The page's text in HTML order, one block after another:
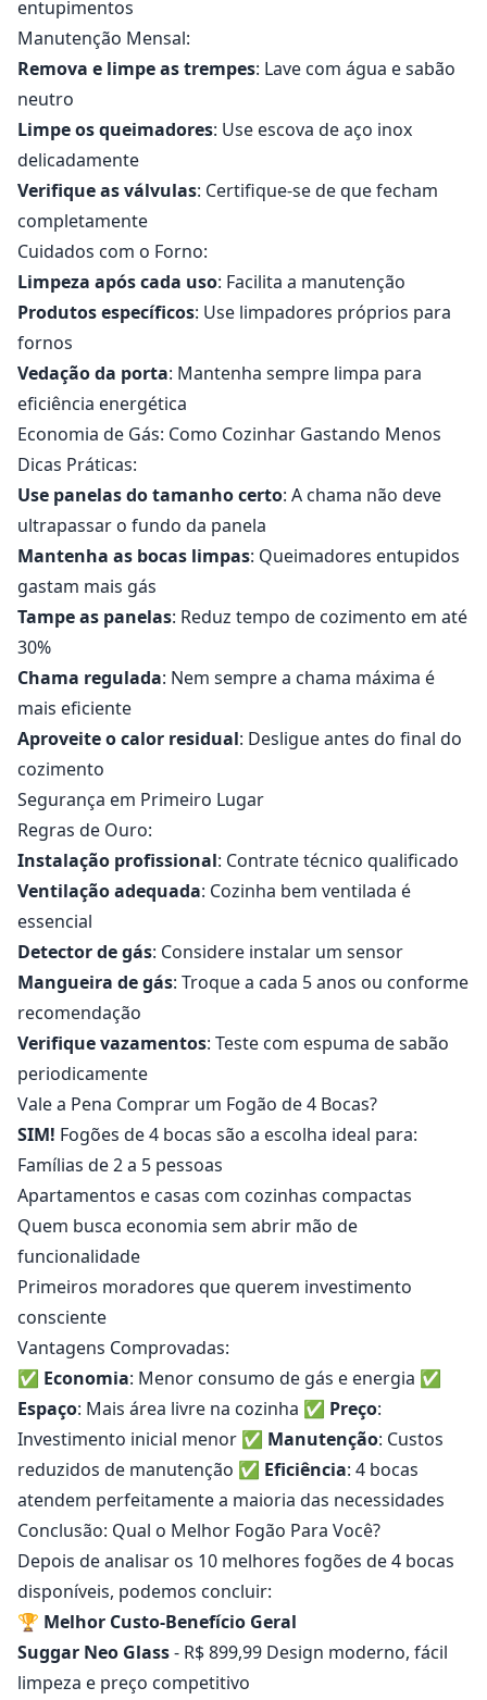
entupimentos
Manutenção Mensal:
Remova e limpe as trempes: Lave com água e sabão
neutro
Limpe os queimadores: Use escova de aço inox
delicadamente
Verifique as válvulas: Certifique-se de que fecham
completamente
Cuidados com o Forno:
Limpeza após cada uso: Facilita a manutenção
Produtos específicos: Use limpadores próprios para
fornos
Vedação da porta: Mantenha sempre limpa para
eficiência energética
Economia de Gás: Como Cozinhar Gastando Menos
Dicas Práticas:
Use panelas do tamanho certo: A chama não deve
ultrapassar o fundo da panela
Mantenha as bocas limpas: Queimadores entupidos
gastam mais gás
Tampe as panelas: Reduz tempo de cozimento em até
30%
Chama regulada: Nem sempre a chama máxima é
mais eficiente
Aproveite o calor residual: Desligue antes do final do
cozimento
Segurança em Primeiro Lugar
Regras de Ouro:
Instalação profissional: Contrate técnico qualificado
Ventilação adequada: Cozinha bem ventilada é
essencial
Detector de gás: Considere instalar um sensor
Mangueira de gás: Troque a cada 5 anos ou conforme
recomendação
Verifique vazamentos: Teste com espuma de sabão
periodicamente
Vale a Pena Comprar um Fogão de 4 Bocas?
SIM! Fogões de 4 bocas são a escolha ideal para:
Famílias de 2 a 5 pessoas
Apartamentos e casas com cozinhas compactas
Quem busca economia sem abrir mão de
funcionalidade
Primeiros moradores que querem investimento
consciente
Vantagens Comprovadas:
✅ Economia: Menor consumo de gás e energia ✅
Espaço: Mais área livre na cozinha ✅ Preço:
Investimento inicial menor ✅ Manutenção: Custos
reduzidos de manutenção ✅ Eficiência: 4 bocas
atendem perfeitamente a maioria das necessidades
Conclusão: Qual o Melhor Fogão Para Você?
Depois de analisar os 10 melhores fogões de 4 bocas
disponíveis, podemos concluir:
🏆 Melhor Custo-Benefício Geral
Suggar Neo Glass- R$ 899,99 Design moderno, fácil
limpeza e preço competitivo